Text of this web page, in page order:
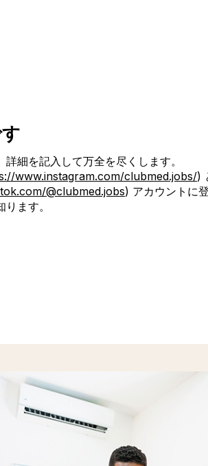
細を記入して万全を尽くします。
www.instagram.com/clubmed.jobs/)
@clubmed.jobs(新しいタブまた
) アカウントに
ます。